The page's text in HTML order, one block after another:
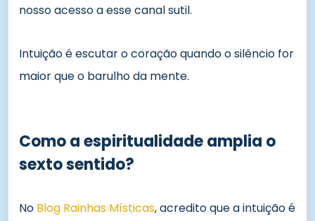
nosso acesso a esse canal sutil.
Intuição é escutar o coração quando o silêncio for
maior que o barulho da mente.
Como a espiritualidade amplia o
sexto sentido?
No Blog Rainhas Místicas, acredito que a intuição é